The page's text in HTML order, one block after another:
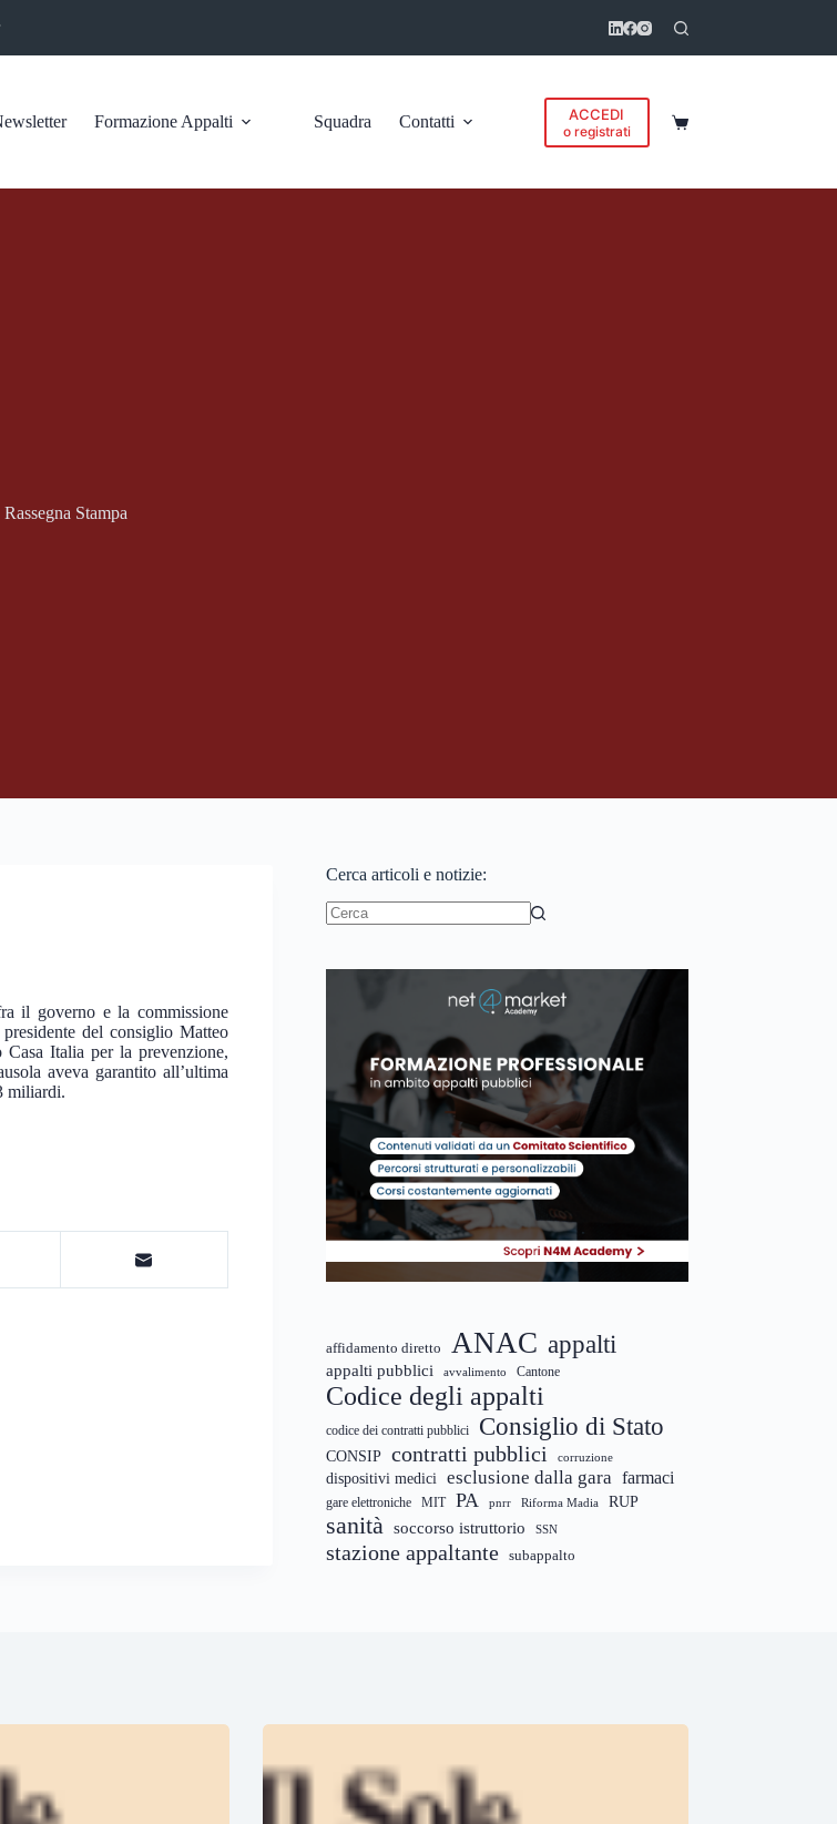
Formazione Appalti Squadra Contatti ACCEDI
o registrati Carrello
Rassegna Stampa
il governo e la commissione
del consiglio Matteo
Italia per la prevenzione,
aveva garantito all’ultima
miliardi.
Cerca articoli e notizie:
affidamento diretto ANAC appalti
appalti pubblici avvalimento Cantone
Codice degli appalti
codice dei contratti pubblici Consiglio di Stato
CONSIP contratti pubblici corruzione
dispositivi medici esclusione dalla gara farmaci
gare elettroniche MIT PA pnrr Riforma Madia RUP
sanità soccorso istruttorio SSN
stazione appaltante subappalto